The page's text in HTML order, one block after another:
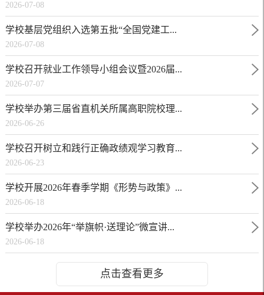
2026-07-08
学校基层党组织入选第五批“全国党建工...
2026-07-08
学校召开就业工作领导小组会议暨2026届...
2026-07-07
学校举办第三届省直机关所属高职院校理...
2026-06-26
学校召开树立和践行正确政绩观学习教育...
2026-06-23
学校开展2026年春季学期《形势与政策》...
2026-06-18
学校举办2026年“举旗帜·送理论”微宣讲...
2026-06-18
点击查看更多